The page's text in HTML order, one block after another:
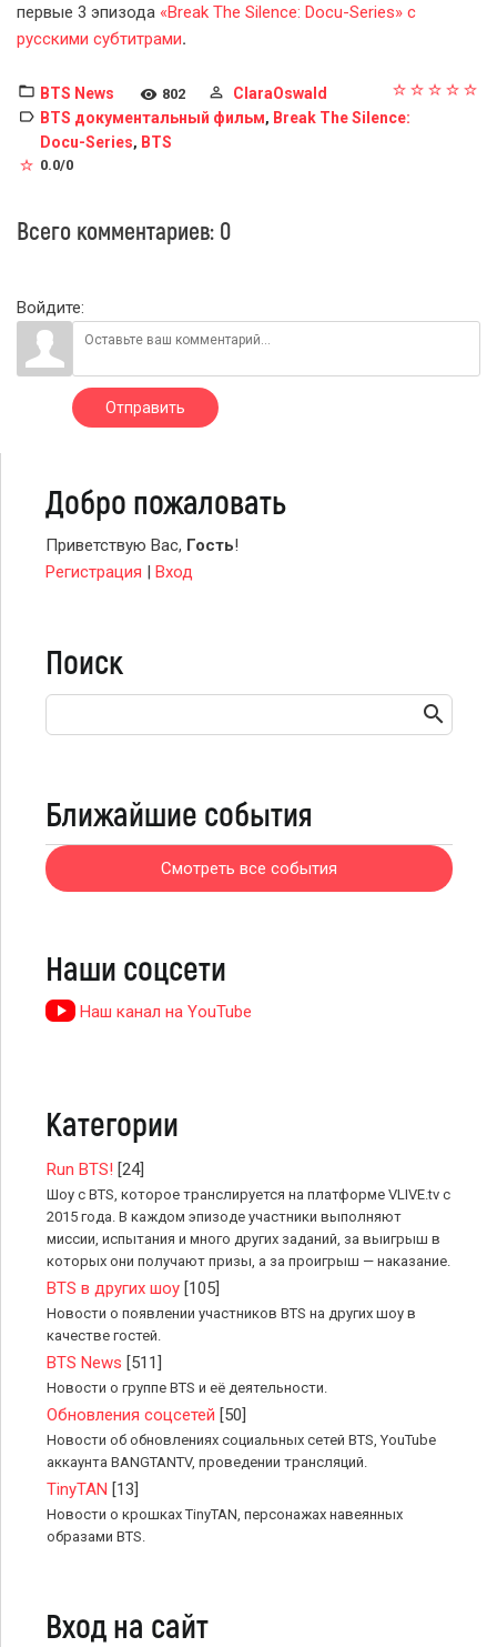
первые 3 эпизода «Break The Silence: Docu-Series» с
русскими субтитрами.
BTS News 802
ClaraOswald
BTS документальный фильм, Break The Silence:
Docu-Series, BTS
0.0/0
Всего комментариев: 0
Войдите:
Отправить
Добро пожаловать
Приветствую Вас, Гость!
Регистрация | Вход
Поиск
Ближайшие события
Смотреть все события
Наши соцсети
Наш канал на YouTube
Категории
Run BTS! [24]
Шоу с BTS, которое транслируется на платформе VLIVE.tv с
2015 года. В каждом эпизоде участники выполняют
миссии, испытания и много других заданий, за выигрыш в
которых они получают призы, а за проигрыш — наказание.
BTS в других шоу [105]
Новости о появлении участников BTS на других шоу в
качестве гостей.
BTS News [511]
Новости о группе BTS и её деятельности.
Обновления соцсетей [50]
Новости об обновлениях социальных сетей BTS, YouTube
аккаунта BANGTANTV, проведении трансляций.
TinyTAN [13]
Новости о крошках TinyTAN, персонажах навеянных
образами BTS.
Вход на сайт